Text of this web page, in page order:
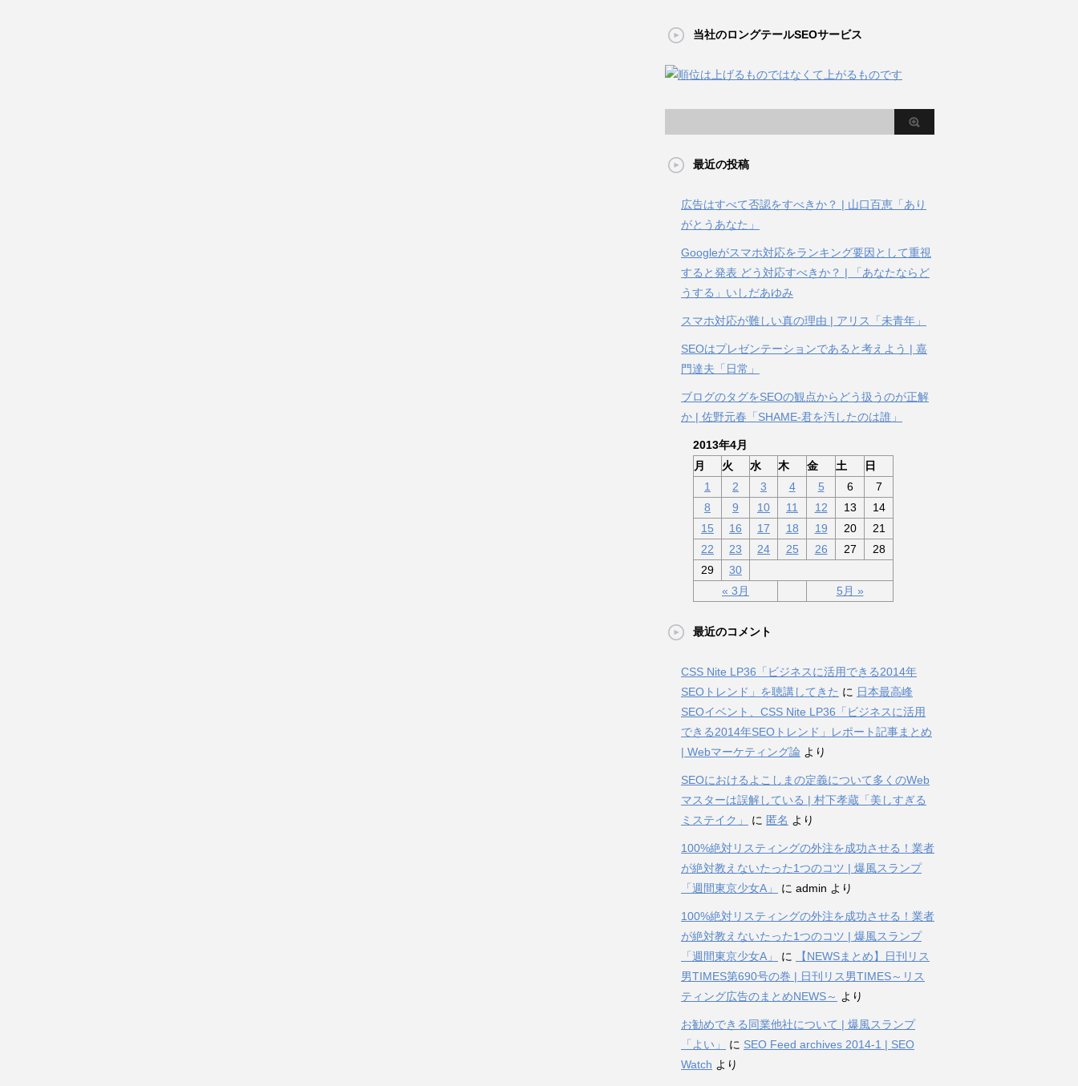
当社のロングテールSEOサービス
最近の投稿
広告はすべて否認をすべきか？ | 山口百恵「あり
がとうあなた」
Googleがスマホ対応をランキング要因として重視
すると発表 どう対応すべきか？ | 「あなたならど
うする」いしだあゆみ
スマホ対応が難しい真の理由 | アリス「未青年」
SEOはプレゼンテーションであると考えよう | 嘉
門達夫「日常」
ブログのタグをSEOの観点からどう扱うのが正解
か | 佐野元春「SHAME-君を汚したのは誰」
2013年4月
月
火 水 木 金 土 日
« 3月 5月 »
1 2 3 4 5 6
7
8
9 10 11 12 13
14
15
16 17 18 19 20
21
22
23 24 25 26 27
28
29
30
最近のコメント
CSS Nite LP36「ビジネスに活用できる2014年
SEOトレンド」を聴講してきた に 日本最高峰
SEOイベント、CSS Nite LP36「ビジネスに活用
できる2014年SEOトレンド」レポート記事まとめ
| Webマーケティング論 より
SEOにおけるよこしまの定義について多くのWeb
マスターは誤解している | 村下孝蔵「美しすぎる
ミステイク」
に 匿名 より
100%絶対リスティングの外注を成功させる！業者
が絶対教えないたった1つのコツ | 爆風スランプ
「週間東京少女A」
に admin より
100%絶対リスティングの外注を成功させる！業者
が絶対教えないたった1つのコツ | 爆風スランプ
「週間東京少女A」
に
【NEWSまとめ】日刊リス
男TIMES第690号の巻 | 日刊リス男TIMES～リス
ティング広告のまとめNEWS～ より
お勧めできる同業他社について | 爆風スランプ
「よい」
に SEO Feed archives 2014-1 | SEO
Watch より